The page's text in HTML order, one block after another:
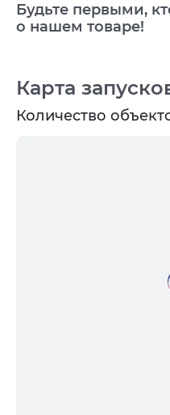
Карта
Количество
Будьте первыми,
о нашем товаре!